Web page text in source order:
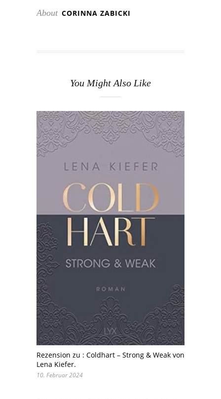
About CORINNA ZABICKI
You Might Also Like
Rezension zu : Coldhart – Strong & Weak von
Lena Kiefer.
10. Februar 2024